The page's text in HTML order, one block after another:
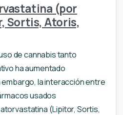
(por
Sortis, Atoris,
de cannabis tanto
ha aumentado
la interacción entre
usados
(Lipitor, Sortis,